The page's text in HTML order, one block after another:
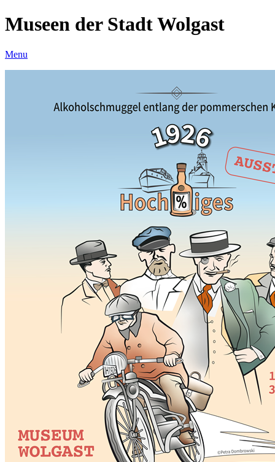
Museen der Stadt Wolgast
Menu